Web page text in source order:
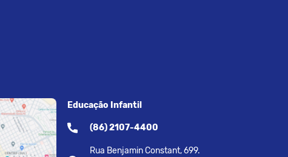
Educação Infantil
(86) 2107-4400
Rua Benjamin Constant, 699.